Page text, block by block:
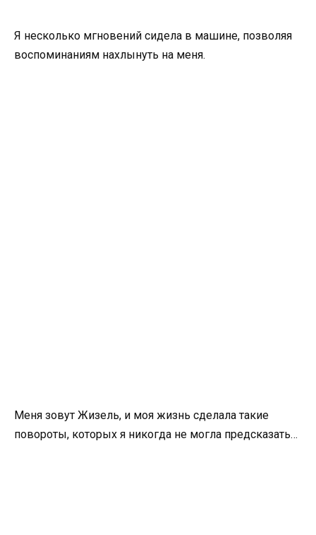
Я несколько мгновений сидела в машине, позволяя
воспоминаниям нахлынуть на меня.
Меня зовут Жизель, и моя жизнь сделала такие
повороты, которых я никогда не могла предсказать…